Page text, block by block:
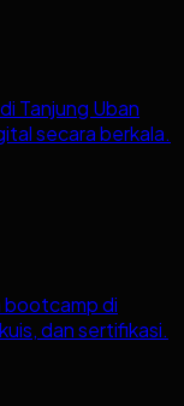
Tanjung Uban
secara berkala.
di
dan sertifikasi.